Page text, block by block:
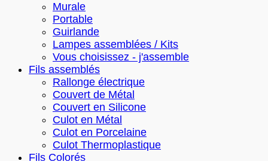
Murale
Portable
Guirlande
Lampes assemblées / Kits
Vous choisissez - j'assemble
Fils assemblés
Rallonge électrique
Couvert de Métal
Couvert en Silicone
Culot en Métal
Culot en Porcelaine
Culot Thermoplastique
Fils Colorés